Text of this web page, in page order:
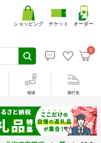
0
ショッピング チケット オーダー
地域 旅行先